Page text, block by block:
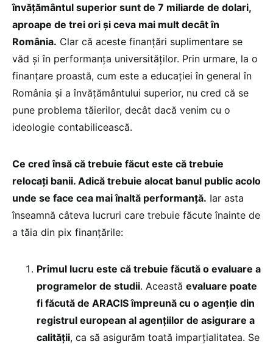
învățământul superior sunt de 7 miliarde de dolari,
aproape de trei ori și ceva mai mult decât în
România. Clar că aceste finanțări suplimentare se
văd și în performanța universităților. Prin urmare, la o
finanțare proastă, cum este a educației în general în
România și a învățământului superior, nu cred că se
pune problema tăierilor, decât dacă venim cu o
ideologie contabilicească.
Ce cred însă că trebuie făcut este că trebuie
relocați banii. Adică trebuie alocat banul public acolo
unde se face cea mai înaltă performanță. Iar asta
înseamnă câteva lucruri care trebuie făcute înainte de
a tăia din pix finanțările:
Primul lucru este că trebuie făcută o evaluare a
programelor de studii. Această evaluare poate
fi făcută de ARACIS împreună cu o agenție din
registrul european al agențiilor de asigurare a
calității, ca să asigurăm toată imparțialitatea. Se